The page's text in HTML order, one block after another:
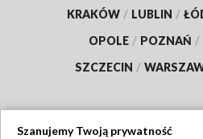
KRAKÓW / LUBLIN /
OPOLE / POZNAŃ /
SZCZECIN /
Szanujemy Twoją prywatność